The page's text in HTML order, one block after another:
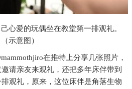
心爱的玩偶坐在教堂第一排观礼。
（示意图）
在推特上分享几张照片，
请亲友来观礼，还把多年床伴带到
观礼，原来，这位床伴是角落生物